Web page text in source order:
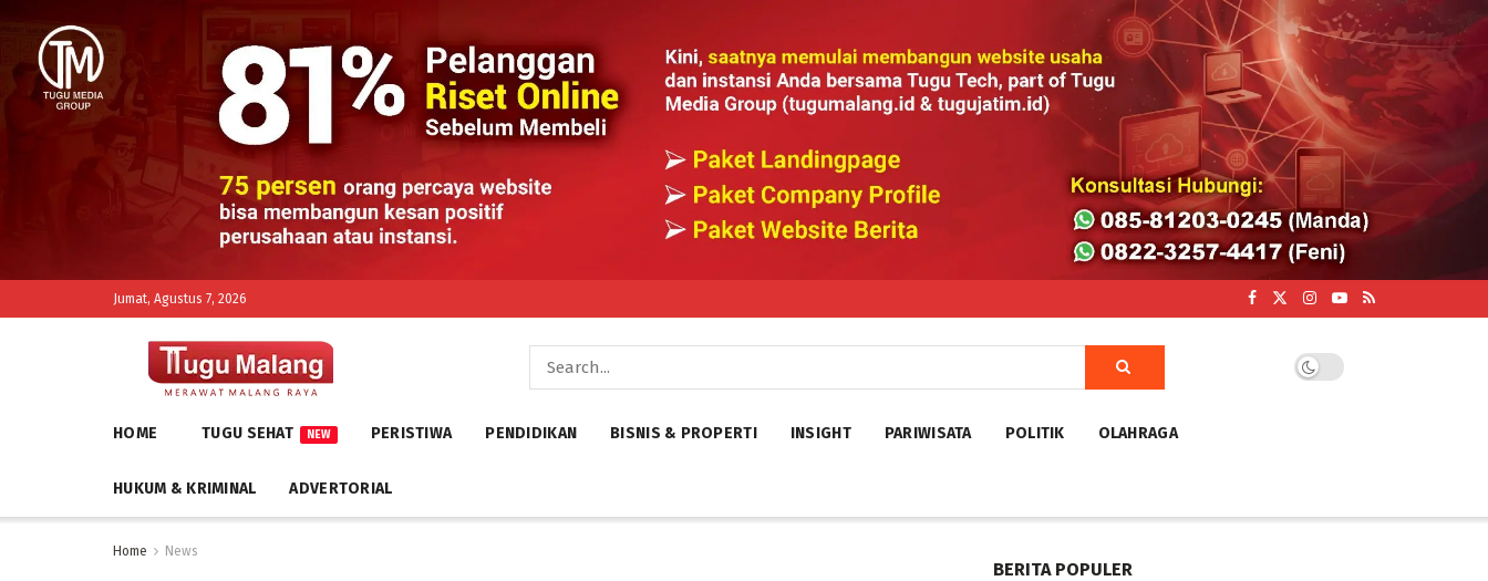
Jumat, Agustus 7, 2026
HOME TUGU SEHAT NEW PERISTIWA PENDIDIKAN BISNIS & PROPERTI INSIGHT PARIWISATA POLITIK OLAHRAGA
HUKUM & KRIMINAL ADVERTORIAL
Home News
BERITA POPULER